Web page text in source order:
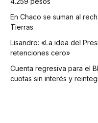
En Chaco se suman al
Tierras
Lisandro: «La idea del
retenciones cero»
Cuenta regresiva para el
cuotas sin interés y